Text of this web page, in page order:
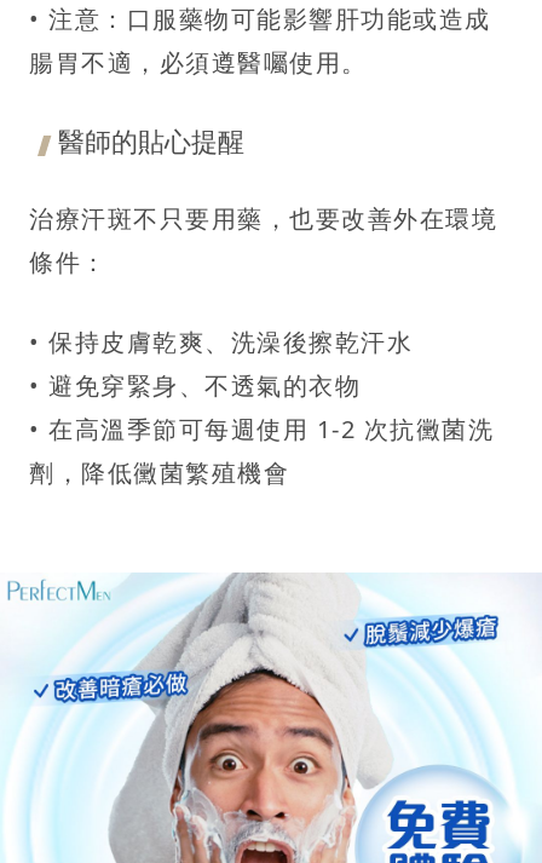
• 注意：口服藥物可能影響肝功能或造成
腸胃不適，必須遵醫囑使用。
醫師的貼心提醒
治療汗斑不只要用藥，也要改善外在環境
條件：
• 保持皮膚乾爽、洗澡後擦乾汗水
• 避免穿緊身、不透氣的衣物
• 在高溫季節可每週使用 1-2 次抗黴菌洗
劑，降低黴菌繁殖機會